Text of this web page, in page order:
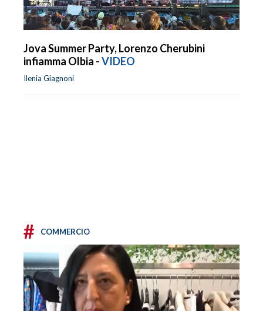
Jova Summer Party, Lorenzo Cherubini
infiamma Olbia -VIDEO
Ilenia Giagnoni
# COMMERCIO